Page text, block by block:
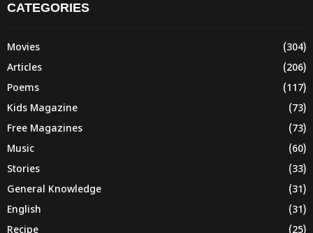
CATEGORIES
Movies
(304)
Articles
(206)
Poems
(117)
Kids Magazine
(73)
Free Magazines
(73)
Music
(60)
Stories
(33)
General Knowledge
(31)
English
(31)